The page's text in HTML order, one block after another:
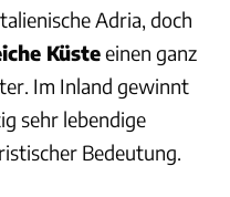
Adria, doch
Küsteeinen ganz
Im Inland gewinnt
sehr lebendige
Bedeutung.